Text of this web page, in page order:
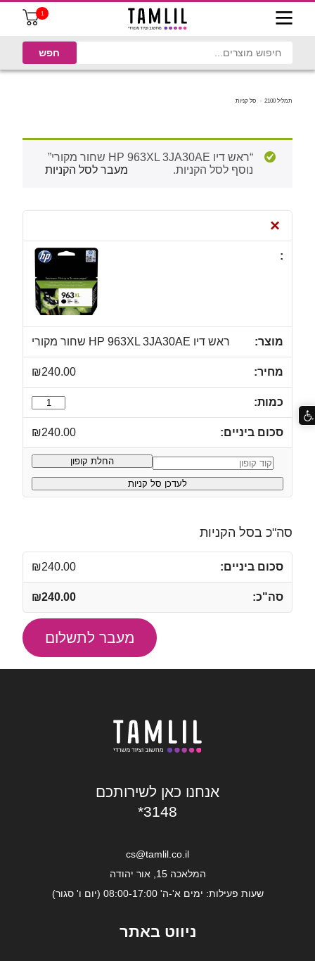
1
תמליל 2100 סל קניות
“ראש דיו HP 963XL 3JA30AE שחור מקורי”
נוסף לסל הקניות.
מעבר לסל הקניות
×
ראש דיו HP 963XL 3JA30AE שחור מקורי
₪240.00
כמות
של
ראש
דיו
HP
₪240.00
קופון: החלת קופון
לעדכן סל קניות
סה"כ בסל הקניות
₪240.00
₪240.00
מעבר לתשלום
אנחנו כאן לשירותכם
*3148
cs@tamlil.co.il
המלאכה 15, אור יהודה
שעות פעילות: ימים א'-ה' 08:00-17:00 (יום ו' סגור)
ניווט באתר